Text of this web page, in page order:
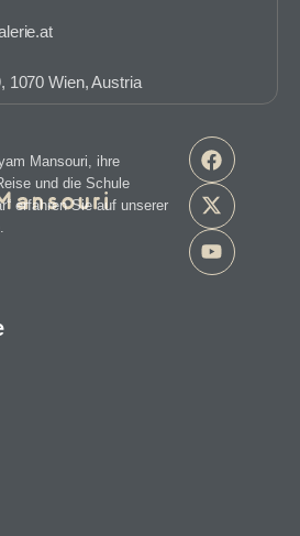
1070 Wien, Austria
Mansouri, ihre
und die Schule
erfahren Sie auf unserer